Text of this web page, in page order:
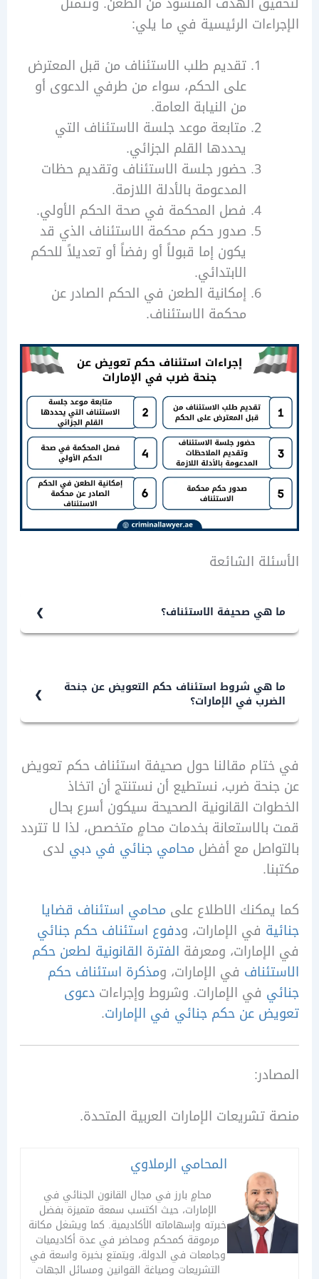
الرئيسية في ما يلي:
تقديم طلب الاستئناف من قبل المعترض
على الحكم، سواء من طرفي الدعوى أو
من النيابة العامة.
متابعة موعد جلسة الاستئناف التي
يحددها القلم الجزائي.
حضور جلسة الاستئناف وتقديم حظات
المدعومة بالأدلة اللازمة.
فصل المحكمة في صحة الحكم الأولي.
صدور حكم محكمة الاستئناف الذي قد
يكون إما قبولاً أو رفضاً أو تعديلاً للحكم
الابتدائي.
إمكانية الطعن في الحكم الصادر عن
محكمة الاستئناف.
الشائعة
صحيفة الاستئناف؟
الاستئناف هي الوثيقة القانونية التي
ابتدائية، تطلب فيها إعادة النظر
أمام محكمة أعلى.
هي شروط استئناف حكم التعويض عن جنحة
في الإمارات؟
شروط استئناف حكم التعويض عن جنحة
إبلاغ مأمور السجن بإرسال الطلب عند كون
الاستئناف مسجوناً.
- حضور المعترض لتنفيذ الحكم قبل
إلغاؤه إلا بقرار قضائي متفق عليه.
مقالنا حول صحيفة استئناف حكم تعويض
ضرب، نستطيع أن نستنتج أن اتخاذ
القانونية الصحيحة سيكون أسرع بحال
بخدمات محامٍ متخصص، لذا لا تتردد
مع أفضلمحامي جنائي في دبي لدى
الاطلاع علىمحامي استئناف قضايا
في الإمارات، ودفوع استئناف حكم جنائي
ومعرفة الفترة القانونية لطعن حكم
في الإمارات، ومذكرة استئناف حكم
في الإمارات. وشروط وإجراءاتدعوى
عن حكم جنائي في الإمارات
الإمارات العربية المتحدة.
المحامي الرملاوي
محامٍ بارز في مجال القانون الجنائي في
الإمارات، حيث اكتسب سمعة متميزة بفضل
خبرته وإسهاماته الأكاديمية. كما ويشغل مكانة
مرموقة كمحكم ومحاضر في عدة أكاديميات
وجامعات في الدولة، ويتمتع بخبرة واسعة في
التشريعات وصياغة القوانين ومسائل الجهات